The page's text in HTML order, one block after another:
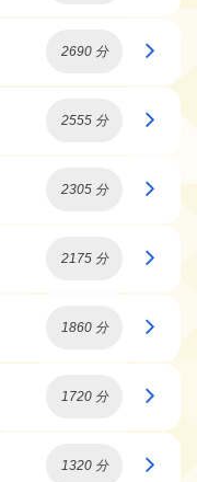
2690 分
2555 分
2305 分
2175 分
1860 分
1720 分
1320 分